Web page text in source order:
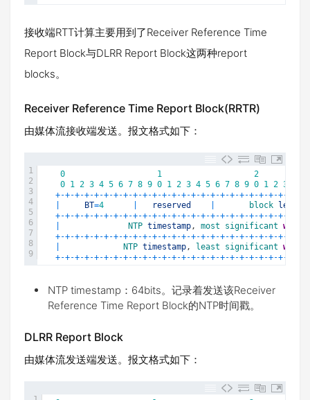
接收端RTT计算主要用到了Receiver Reference Time
Report Block与DLRR Report Block这两种report
blocks。
Receiver Reference Time Report Block(RRTR)
由媒体流接收端发送。报文格式如下：
1
2
3
4
5
6
7
8
9
0 1
2
0 1 2 3 4 5 6 7 8 9 0 1 2 3 4 5 6 7 8 9 0 1 2 3
+-+-+-+-+-+-+-+-+-+-+-+-+-+-+-+-+-+-+-+-+-+-+-+-
BT=4 reserved block
length
+-+-+-+-+-+-+-+-+-+-+-+-+-+-+-+-+-+-+-+-+-+-+-+-
NTP timestamp, most significant word
+-+-+-+-+-+-+-+-+-+-+-+-+-+-+-+-+-+-+-+-+-+-+-+-
NTP timestamp, least significant word
+-+-+-+-+-+-+-+-+-+-+-+-+-+-+-+-+-+-+-+-+-+-+-+-
NTP timestamp：64bits。记录着发送该Receiver
Reference Time Report Block的NTP时间戳。
DLRR Report Block
由媒体流发送端发送。报文格式如下：